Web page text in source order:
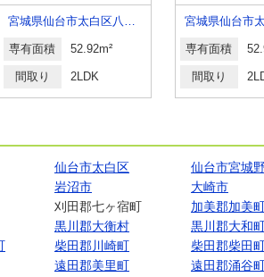
宮城県仙台市太白区八本松１
専有面積 52.92m²
間取り 2LDK
専有面積
間取り
仙台市太白区
仙台市宮城
岩沼市
大崎市
刈田郡七ヶ宿町
加美郡加美
黒川郡大衡村
黒川郡大和
柴田郡川崎町
柴田郡柴田
遠田郡美里町
遠田郡涌谷